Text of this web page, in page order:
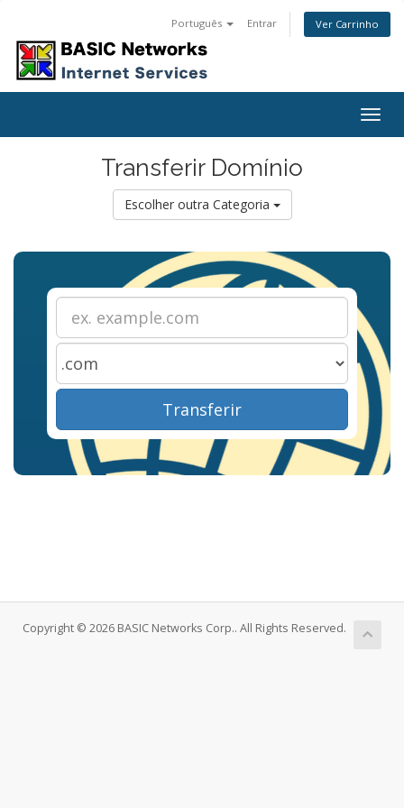
Português Entrar Ver Carrinho
Transferir Domínio
Escolher outra Categoria
Transferir
Copyright © 2026 BASIC Networks Corp.. All Rights Reserved.